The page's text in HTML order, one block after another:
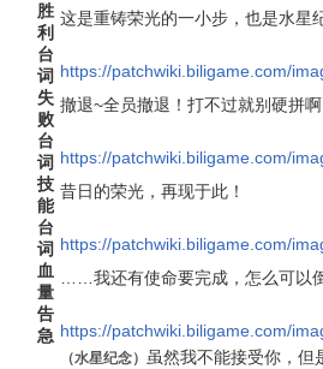
胜
利
台
词
这是重铸荣光的一小步，也是水星
https://patchwiki.biligame.com/
失
败
台
词
撤退~全员撤退！打不过就别硬拼啊
https://patchwiki.biligame.com/
技
能
台
词
昔日的荣光，再现于此！
https://patchwiki.biligame.com/
血
量
告
急
……我还有使命要完成，怎么可以
https://patchwiki.biligame.com/
（水星纪念） 虽然我不能接受你，